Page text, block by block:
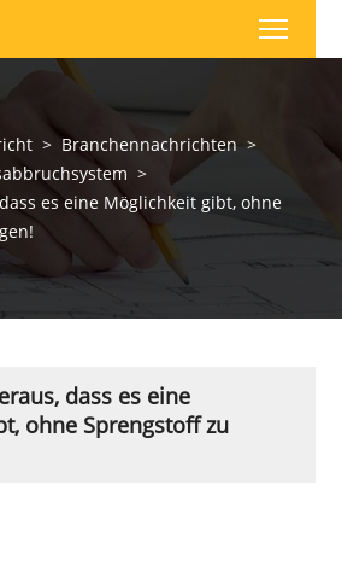
> Branchennachrichten >
>
es eine Möglichkeit gibt, ohne
dass es eine
ohne Sprengstoff zu